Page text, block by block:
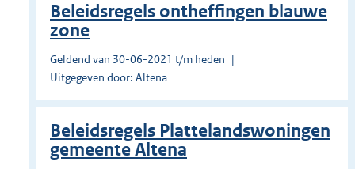
Beleidsregels ontheffingen blauwe
zone
Geldend van 30-06-2021 t/m heden
Uitgegeven door: Altena
Beleidsregels Plattelandswoningen
gemeente Altena